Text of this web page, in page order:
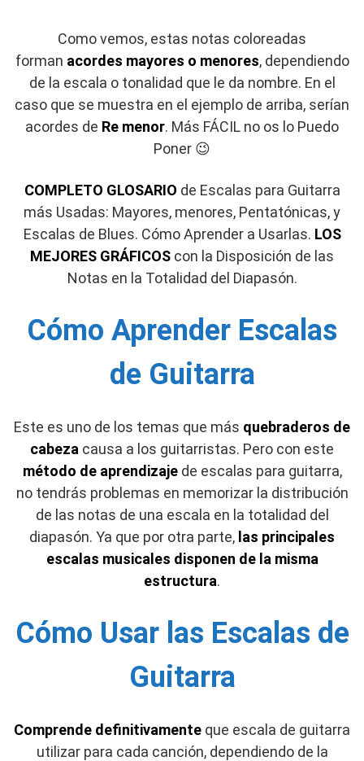
Como vemos, estas notas coloreadas
forman acordes mayores o menores, dependiendo
de la escala o tonalidad que le da nombre. En el
caso que se muestra en el ejemplo de arriba, serían
acordes de Re menor. Más FÁCIL no os lo Puedo
Poner 😉
COMPLETO GLOSARIO de Escalas para Guitarra
más Usadas: Mayores, menores, Pentatónicas, y
Escalas de Blues. Cómo Aprender a Usarlas. LOS
MEJORES GRÁFICOS con la Disposición de las
Notas en la Totalidad del Diapasón.
Cómo Aprender Escalas
de Guitarra
Este es uno de los temas que más quebraderos de
cabeza causa a los guitarristas. Pero con este
método de aprendizajede escalas para guitarra,
no tendrás problemas en memorizar la distribución
de las notas de una escala en la totalidad del
diapasón. Ya que por otra parte, las principales
escalas musicales disponen de la misma
estructura.
Cómo Usar las Escalas de
Guitarra
Comprende definitivamente que escala de guitarra
utilizarpara cada canción, dependiendo de la